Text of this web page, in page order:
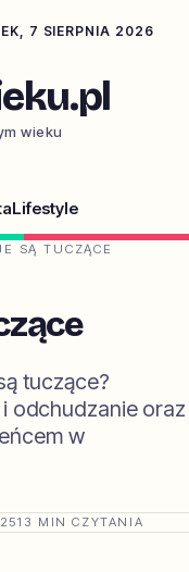
7 SIERPNIA 2026
wieku
Lifestyle
SĄ TUCZĄCE
tuczące?
odchudzanie oraz
w
13 MIN CZYTANIA